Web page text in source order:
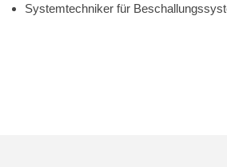
Systemtechniker für